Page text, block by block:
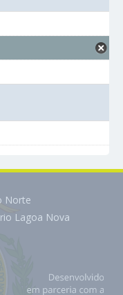
Norte
Lagoa Nova